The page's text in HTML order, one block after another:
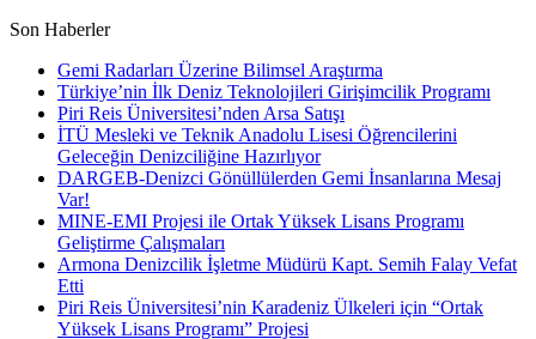
Son Haberler
Gemi Radarları Üzerine Bilimsel Araştırma
Türkiye’nin İlk Deniz Teknolojileri Girişimcilik Programı
Piri Reis Üniversitesi’nden Arsa Satışı
İTÜ Mesleki ve Teknik Anadolu Lisesi Öğrencilerini
Geleceğin Denizciliğine Hazırlıyor
DARGEB-Denizci Gönüllülerden Gemi İnsanlarına Mesaj
Var!
MINE-EMI Projesi ile Ortak Yüksek Lisans Programı
Geliştirme Çalışmaları
Armona Denizcilik İşletme Müdürü Kapt. Semih Falay Vefat
Etti
Piri Reis Üniversitesi’nin Karadeniz Ülkeleri için “Ortak
Yüksek Lisans Programı” Projesi